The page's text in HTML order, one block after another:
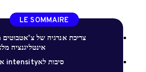
LE SOMMAIRE
צריכת אנרגיה של צ'אטבוטים
אינטליגנציה
סיבות לאintensity אנרגטית